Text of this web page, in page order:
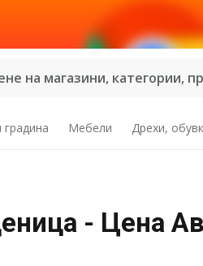
на магазини, категории,
Мебели Дрехи,
- Цена